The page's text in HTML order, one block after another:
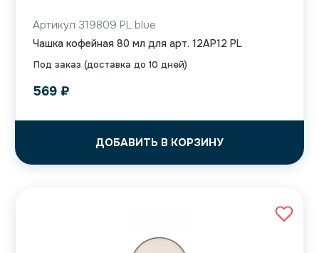
Под заказ (доставка до 10 дней)
Артикул 319809 PL blue
Чашка кофейная 80 мл для арт. 12AP12 PL
569 ₽
ДОБАВИТЬ В КОРЗИНУ